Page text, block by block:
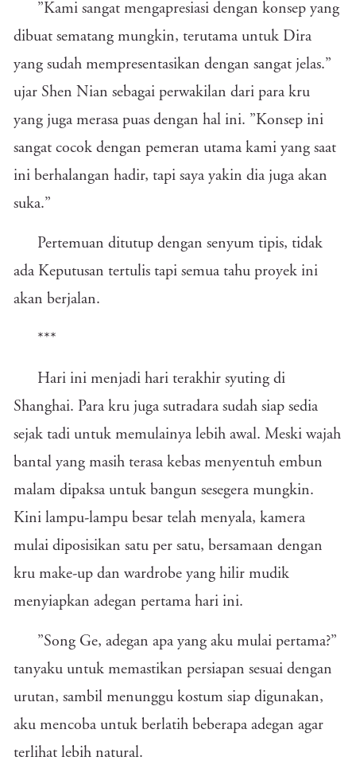
”Kami sangat mengapresiasi dengan konsep yang
dibuat sematang mungkin, terutama untuk Dira
yang sudah mempresentasikan dengan sangat jelas.”
ujar Shen Nian sebagai perwakilan dari para kru
yang juga merasa puas dengan hal ini. ”Konsep ini
sangat cocok dengan pemeran utama kami yang saat
ini berhalangan hadir, tapi saya yakin dia juga akan
suka.”
Pertemuan ditutup dengan senyum tipis, tidak
ada Keputusan tertulis tapi semua tahu proyek ini
akan berjalan.
***
Hari ini menjadi hari terakhir syuting di
Shanghai. Para kru juga sutradara sudah siap sedia
sejak tadi untuk memulainya lebih awal. Meski wajah
bantal yang masih terasa kebas menyentuh embun
malam dipaksa untuk bangun sesegera mungkin.
Kini lampu-lampu besar telah menyala, kamera
mulai diposisikan satu per satu, bersamaan dengan
kru make-up dan wardrobe yang hilir mudik
menyiapkan adegan pertama hari ini.
”Song Ge, adegan apa yang aku mulai pertama?”
tanyaku untuk memastikan persiapan sesuai dengan
urutan, sambil menunggu kostum siap digunakan,
aku mencoba untuk berlatih beberapa adegan agar
terlihat lebih natural.